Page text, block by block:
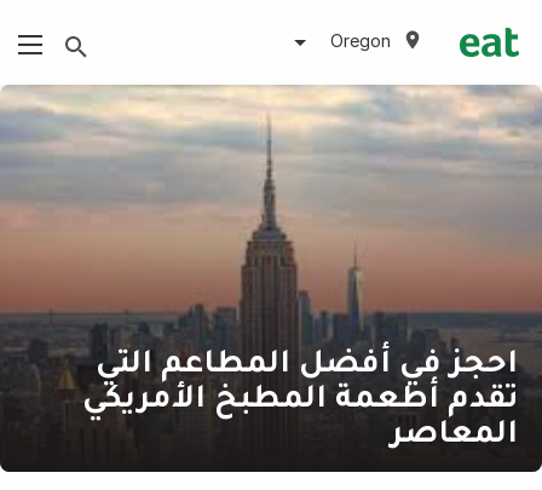
Oregon
احجز في أفضل المطاعم التي
تقدم أطعمة المطبخ الأمريكي
المعاصر